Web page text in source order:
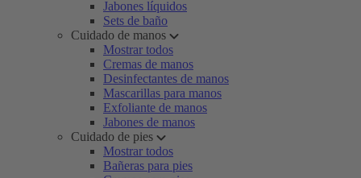
Jabones líquidos
Sets de baño
Cuidado de manos
Mostrar todos
Cremas de manos
Desinfectantes de manos
Mascarillas para manos
Exfoliante de manos
Jabones de manos
Cuidado de pies
Mostrar todos
Bañeras para pies